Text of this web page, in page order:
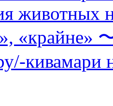
животных
«крайне»
кивамари